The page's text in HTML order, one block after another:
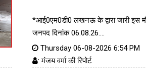
*आई0एम0डी0 लखनऊ के द्वारा जारी इस
जनपद दिनांक 06.08.26....
Thursday 06-08-2026 6:54 PM
: मंजय वर्मा की रिपोर्ट